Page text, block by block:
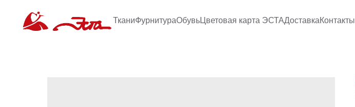
ТканиФурнитураОбувьЦветовая карта ЭСТАДоставкаКонтакты